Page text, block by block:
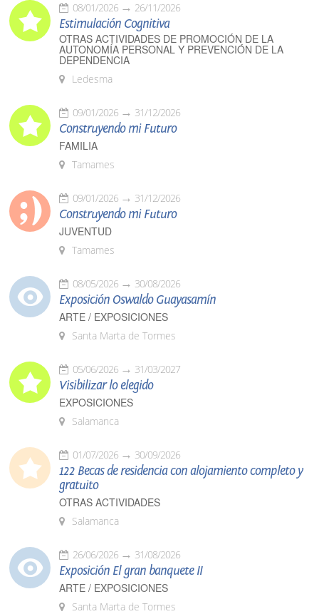
08/01/2026 26/11/2026
Estimulación Cognitiva
OTRAS ACTIVIDADES DE PROMOCIÓN DE LA
AUTONOMÍA PERSONAL Y PREVENCIÓN DE LA
DEPENDENCIA
Ledesma
09/01/2026 31/12/2026
Construyendo mi Futuro
FAMILIA
Tamames
09/01/2026 31/12/2026
Construyendo mi Futuro
JUVENTUD
Tamames
08/05/2026 30/08/2026
Exposición Oswaldo Guayasamín
ARTE / EXPOSICIONES
Santa Marta de Tormes
05/06/2026 31/03/2027
Visibilizar lo elegido
EXPOSICIONES
Salamanca
01/07/2026 30/09/2026
122 Becas de residencia con alojamiento completo y
gratuito
OTRAS ACTIVIDADES
Salamanca
26/06/2026 31/08/2026
Exposición El gran banquete II
ARTE / EXPOSICIONES
Santa Marta de Tormes